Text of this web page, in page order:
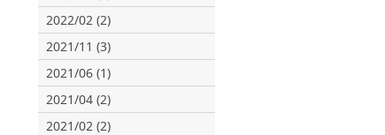
2022/02 (2)
2021/11 (3)
2021/06 (1)
2021/04 (2)
2021/02 (2)